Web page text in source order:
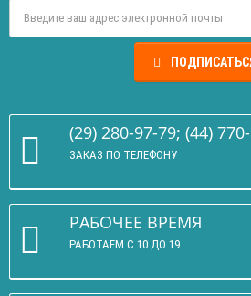
(29) 280-97-79; (44)
ЗАКАЗ ПО ТЕЛЕФОНУ
РАБОЧЕЕ ВРЕМЯ
РАБОТАЕМ С 10 ДО 19